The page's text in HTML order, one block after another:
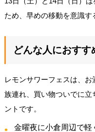
ため、早めの移動を意識す
どんな人におすす
レモンサワーフェスは、
族連れ、買い物ついでに
ントです。
金曜夜に小倉周辺で軽